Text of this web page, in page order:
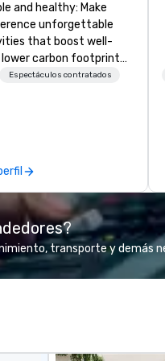
and healthy: Make
unforgettable
that boost well-
lower carbon footprints.
world on the run with
Espectáculos contratados
transporte y demás